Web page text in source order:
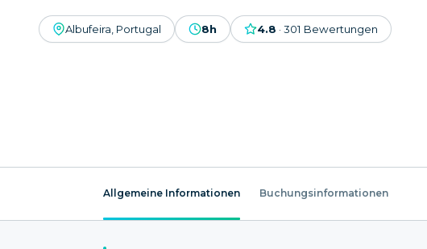
Albufeira, Portugal 8h 4.8 · 301 Bewertungen
Allgemeine Informationen Buchungsinformationen